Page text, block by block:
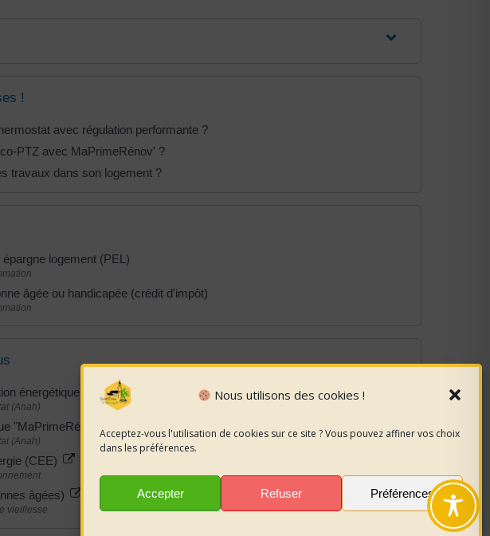
Nous utilisons des cookies !
Acceptez-vous l'utilisation de cookies sur ce site ? Vous pouvez affiner vos choix
dans les préférences.
Accepter Refuser Préférences
!
avec régulation performante ?
PTZ avec MaPrimeRénov' ?
travaux dans son logement ?
logement (PEL)
âgée ou handicapée (crédit d'impôt)
énergétique
(Anah)
"MaPrimeRénov'"
(Anah)
(CEE)
âgées)
vieillesse